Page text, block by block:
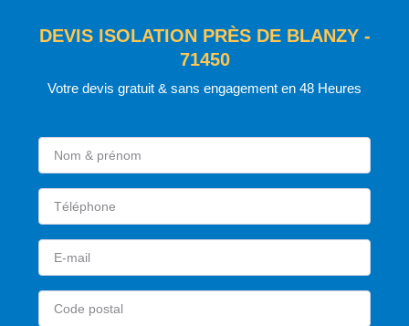
DEVIS ISOLATION PRÈS DE BLANZY -
71450
Votre devis gratuit & sans engagement en 48 Heures